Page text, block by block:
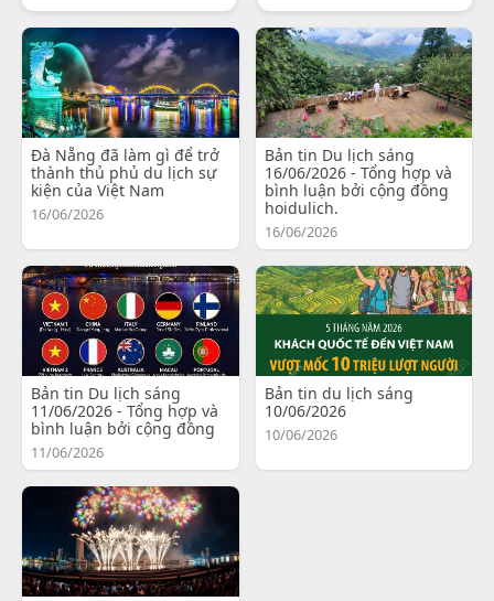
Đà Nẵng đã làm gì để trở
thành thủ phủ du lịch sự
kiện của Việt Nam
16/06/2026
Bản tin Du lịch sáng
16/06/2026 - Tổng hợp và
bình luận bởi cộng đồng
hoidulich.
16/06/2026
Bản tin Du lịch sáng
11/06/2026 - Tổng hợp và
bình luận bởi cộng đồng
11/06/2026
Bản tin du lịch sáng
10/06/2026
10/06/2026